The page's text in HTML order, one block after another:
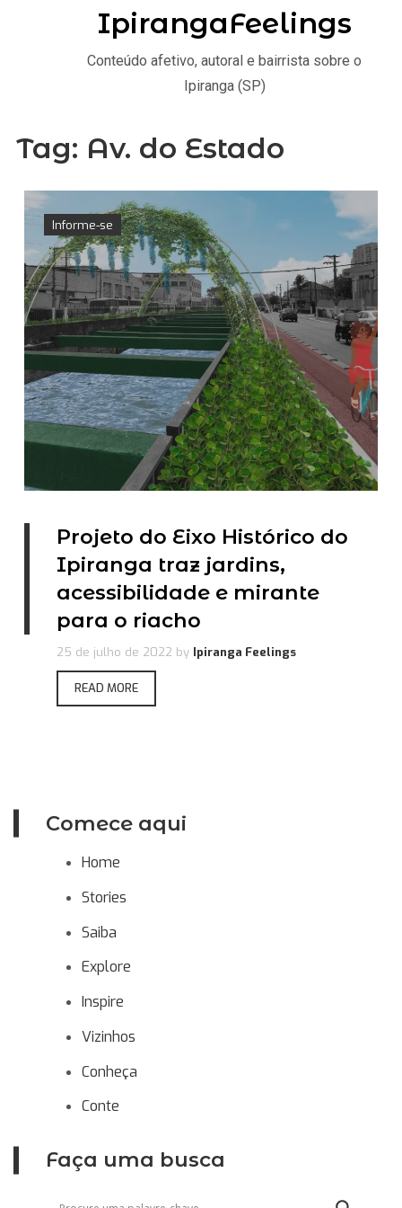
Comece aqui
Home
Stories
Saiba
Explore
Inspire
Vizinhos
Conheça
Conte
Faça uma busca
Tag: Av. do Estado
Informe-se
Projeto do Eixo Histórico do
Ipiranga traz jardins,
acessibilidade e mirante
para o riacho
25 de julho de 2022 by Ipiranga Feelings
READ MORE
IpirangaFeelings
Conteúdo afetivo, autoral e bairrista sobre o
Ipiranga (SP)